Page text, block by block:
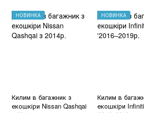
НОВИНКА
Килим в багажник з
екошкіри Nissan Qashqai
НОВИНКА
Килим в
екошкіри